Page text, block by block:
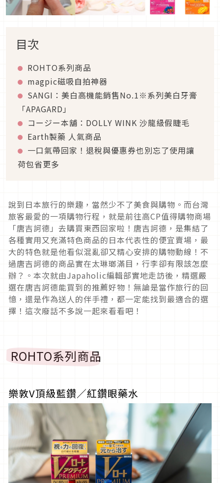
目次
ROHTO系列商品
magpic磁吸自拍神器
SANGI：美白高機能銷售No.1※系列美白牙膏
「APAGARD」
コージー本舖：DOLLY WINK 沙龍級假睫毛
Earth製藥 人氣商品
一口氣帶回家！退稅與優惠券也別忘了使用讓
荷包省更多
說到日本旅行的樂趣，當然少不了美食與購物。而台灣
旅客最愛的一項購物行程，就是前往高CP值得購物商場
「唐吉訶德」去購買東西回家啦！唐吉訶德，是集結了
各種實用又充滿特色商品的日本代表性的便宜賣場，最
大的特色就是他看似混亂卻又精心安排的購物動線！不
過唐吉訶德的商品實在太琳瑯滿目，行李卻有限該怎麼
辦？。本次就由Japaholic編輯部實地走訪後，精選嚴
選在唐吉訶德能買到的推薦好物！無論是當作旅行的回
憶，還是作為送人的伴手禮，都一定能找到最適合的選
擇！這次廢話不多說一起來看看吧！
ROHTO系列商品
樂敦V頂級藍鑽／紅鑽眼藥水